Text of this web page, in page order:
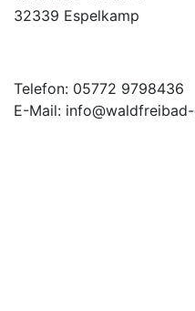
32339 Espelkamp
Telefon: 05772 9798436
E-Mail: